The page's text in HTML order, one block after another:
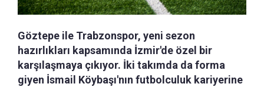
Göztepe ile Trabzonspor, yeni sezon
hazırlıkları kapsamında İzmir'de özel bir
karşılaşmaya çıkıyor. İki takımda da forma
giyen İsmail Köybaşı'nın futbolculuk kariyerine